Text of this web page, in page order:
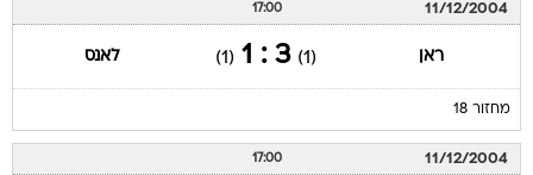
11/12/2004
17:00
ראן (1)
3 : 1
(1) לאנס
מחזור 18
11/12/2004
17:00